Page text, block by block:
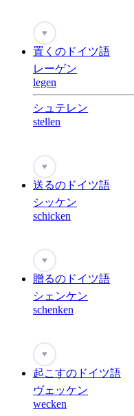
♥
置くのドイツ語
レーゲン
legen
シュテレン
stellen
♥
送るのドイツ語
シッケン
schicken
♥
贈るのドイツ語
シェンケン
schenken
♥
起こすのドイツ語
ヴェッケン
wecken